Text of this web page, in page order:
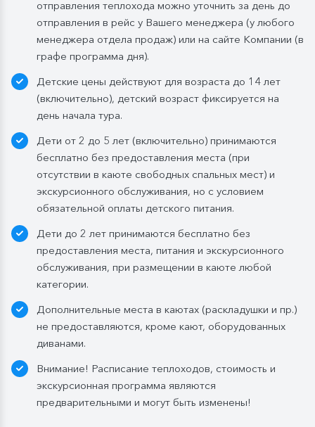
завтрак континентальный;
заказная система питания, выбор блюд со 2-
го дня круиза. Включены напитки без ограничения:
Ужин:
заказная система питания, выбор блюд со 2-
напиток (1 стакан, 200 мл). На выбор: вино красное /
белое / игристое (1 бокал, 125 мл) / водка (1
Бутилированная вода в каюте:
Каюты класса «Люкс» и «Полулюкс»:
ежедневное пополнение — 1 бутылка (0,5 л.) в день;
Стандартные каюты:
день посадки:
— в рейсах до 4 дней включительно: 1 бутылка (0,5
л.) при одноместном размещении, 1 бутылка (1,5 л.)
в 2- и 3-местном размещении;
— в рейсах от 5 дней до 10 дней включительно: 1
бутылка (1,5 л.);
— в рейсах от 16 до 20 дней включительно: 3
бутылки (1,5 л.);
отправления теплохода можно уточнить за день до
отправления в рейс у Вашего менеджера (у любого
менеджера отдела продаж) или на сайте Компании (в
графе программа дня).
Детские цены действуют для возраста до 14 лет
(включительно), детский возраст фиксируется на
день начала тура.
Дети от 2 до 5 лет (включительно) принимаются
бесплатно без предоставления места (при
отсутствии в каюте свободных спальных мест) и
экскурсионного обслуживания, но с условием
обязательной оплаты детского питания.
Дети до 2 лет принимаются бесплатно без
предоставления места, питания и экскурсионного
обслуживания, при размещении в каюте любой
категории.
Дополнительные места в каютах (раскладушки и пр.)
не предоставляются, кроме кают, оборудованных
диванами.
Внимание! Расписание теплоходов, стоимость и
экскурсионная программа являются
предварительными и могут быть изменены!